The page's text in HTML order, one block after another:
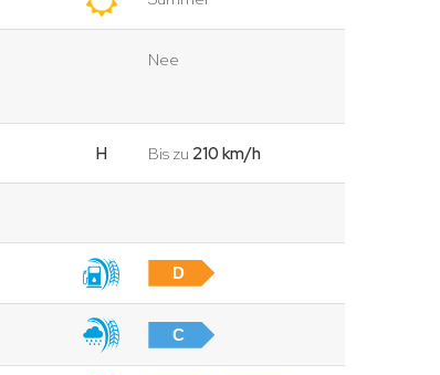
Nee
H Bis zu 210 km/h
D
C